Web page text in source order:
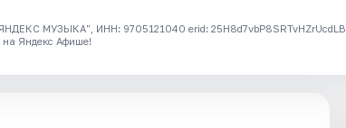
МУЗЫКА", ИНН: 9705121040 erid: 25H8d7vbP8SRTvHZrUcdLB
на Яндекс Афише!